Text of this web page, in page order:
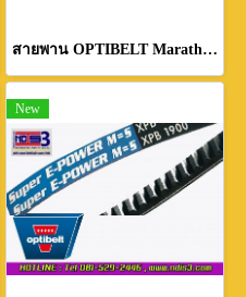
สายพาน OPTIBELT Marathon
New